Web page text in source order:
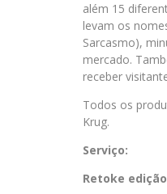
além 15
levam os
Sarcasmo),
mercado.
receber
Todos os
Krug.
Serviço:
Retoke